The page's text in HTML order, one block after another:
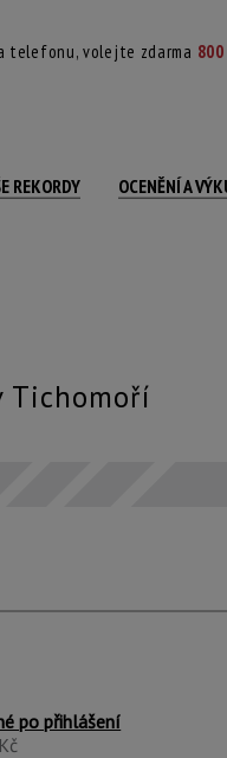
telefonu, volejte zdarma
REKORDY OCENĚNÍ A
Tichomoří
po přihlášení